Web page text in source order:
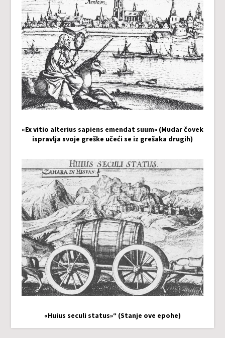
«Ex vitio alterius sapiens emendat suum» (Mudar čovek
ispravlja svoje greške učeći se iz grešaka drugih)
«Huius seculi status»“ (Stanje ove epohe)